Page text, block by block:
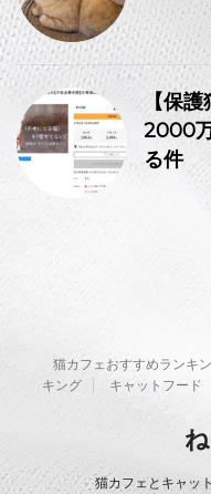
【保
2000
る件
猫カフェおすすめランキ
キング
キャットフード
猫カフェとキャッ